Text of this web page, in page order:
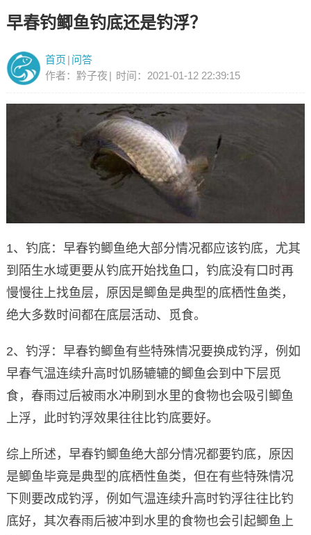
早春钓鲫鱼钓底还是钓浮？
首页 | 问答
作者：黔子夜 | 时间：2021-01-12 22:39:15
1、钓底：早春钓鲫鱼绝大部分情况都应该钓底，尤其
到陌生水域更要从钓底开始找鱼口，钓底没有口时再
慢慢往上找鱼层，原因是鲫鱼是典型的底栖性鱼类，
绝大多数时间都在底层活动、觅食。
2、钓浮：早春钓鲫鱼有些特殊情况要换成钓浮，例如
早春气温连续升高时饥肠辘辘的鲫鱼会到中下层觅
食，春雨过后被雨水冲刷到水里的食物也会吸引鲫鱼
上浮，此时钓浮效果往往比钓底要好。
综上所述，早春钓鲫鱼绝大部分情况都要钓底，原因
是鲫鱼毕竟是典型的底栖性鱼类，但在有些特殊情况
下则要改成钓浮，例如气温连续升高时钓浮往往比钓
底好，其次春雨后被冲到水里的食物也会引起鲫鱼上